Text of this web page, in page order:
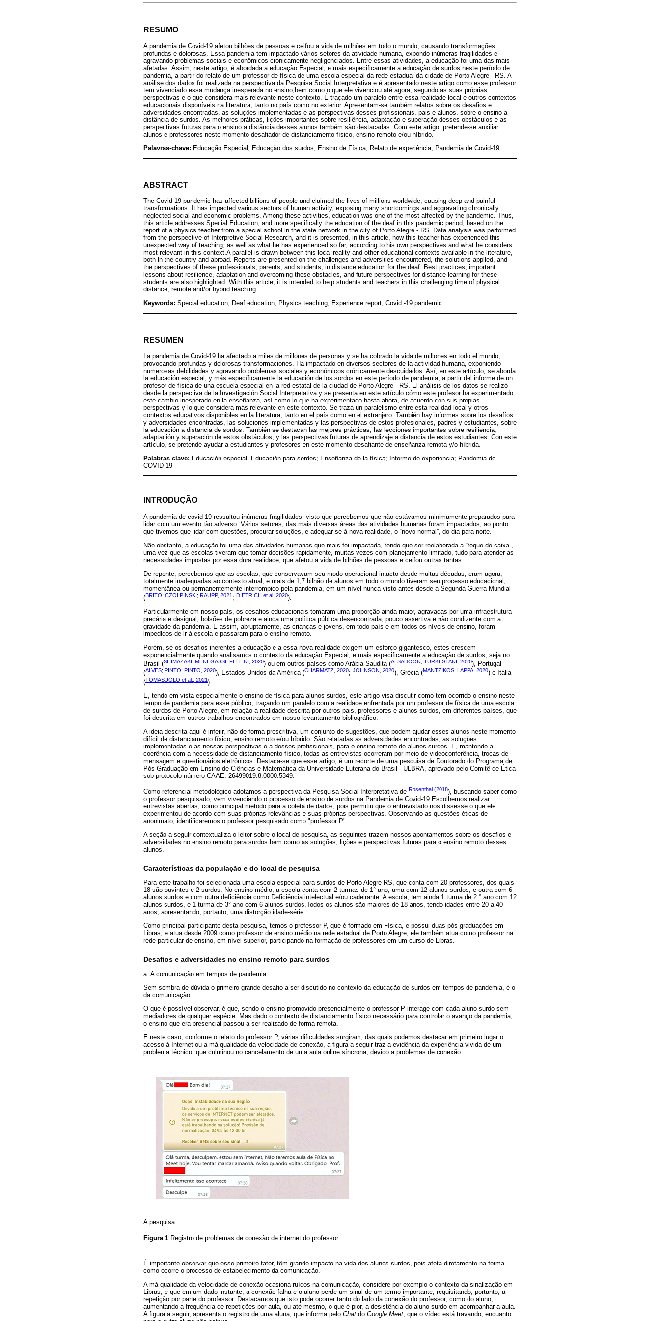
RESUMO
A pandemia de Covid-19 afetou bilhões de pessoas e ceifou a vida de milhões em todo o mundo, causando transformações
profundas e dolorosas. Essa pandemia tem impactado vários setores da atividade humana, expondo inúmeras fragilidades e
agravando problemas sociais e econômicos cronicamente negligenciados. Entre essas atividades, a educação foi uma das mais
afetadas. Assim, neste artigo, é abordada a educação Especial, e mais especificamente a educação de surdos neste período de
pandemia, a partir do relato de um professor de física de uma escola especial da rede estadual da cidade de Porto Alegre - RS. A
análise dos dados foi realizada na perspectiva da Pesquisa Social Interpretativa e é apresentado neste artigo como esse professor
tem vivenciado essa mudança inesperada no ensino,bem como o que ele vivenciou até agora, segundo as suas próprias
perspectivas e o que considera mais relevante neste contexto. É traçado um paralelo entre essa realidade local e outros contextos
educacionais disponíveis na literatura, tanto no país como no exterior. Apresentam-se também relatos sobre os desafios e
adversidades encontradas, as soluções implementadas e as perspectivas desses profissionais, pais e alunos, sobre o ensino a
distância de surdos. As melhores práticas, lições importantes sobre resiliência, adaptação e superação desses obstáculos e as
perspectivas futuras para o ensino a distância desses alunos também são destacadas. Com este artigo, pretende-se auxiliar
alunos e professores neste momento desafiador de distanciamento físico, ensino remoto e/ou híbrido.
Palavras-chave: Educação Especial; Educação dos surdos; Ensino de Física; Relato de experiência; Pandemia de Covid-19
ABSTRACT
The Covid-19 pandemic has affected billions of people and claimed the lives of millions worldwide, causing deep and painful
transformations. It has impacted various sectors of human activity, exposing many shortcomings and aggravating chronically
neglected social and economic problems. Among these activities, education was one of the most affected by the pandemic. Thus,
this article addresses Special Education, and more specifically the education of the deaf in this pandemic period, based on the
report of a physics teacher from a special school in the state network in the city of Porto Alegre - RS. Data analysis was performed
from the perspective of Interpretive Social Research, and it is presented, in this article, how this teacher has experienced this
unexpected way of teaching, as well as what he has experienced so far, according to his own perspectives and what he considers
most relevant in this context.A parallel is drawn between this local reality and other educational contexts available in the literature,
both in the country and abroad. Reports are presented on the challenges and adversities encountered, the solutions applied, and
the perspectives of these professionals, parents, and students, in distance education for the deaf. Best practices, important
lessons about resilience, adaptation and overcoming these obstacles, and future perspectives for distance learning for these
students are also highlighted. With this article, it is intended to help students and teachers in this challenging time of physical
distance, remote and/or hybrid teaching.
Keywords: Special education; Deaf education; Physics teaching; Experience report; Covid -19 pandemic
RESUMEN
La pandemia de Covid-19 ha afectado a miles de millones de personas y se ha cobrado la vida de millones en todo el mundo,
provocando profundas y dolorosas transformaciones. Ha impactado en diversos sectores de la actividad humana, exponiendo
numerosas debilidades y agravando problemas sociales y económicos crónicamente descuidados. Así, en este artículo, se aborda
la educación especial, y más específicamente la educación de los sordos en este período de pandemia, a partir del informe de un
profesor de física de una escuela especial en la red estatal de la ciudad de Porto Alegre - RS. El análisis de los datos se realizó
desde la perspectiva de la Investigación Social Interpretativa y se presenta en este artículo cómo este profesor ha experimentado
este cambio inesperado en la enseñanza, así como lo que ha experimentado hasta ahora, de acuerdo con sus propias
perspectivas y lo que considera más relevante en este contexto. Se traza un paralelismo entre esta realidad local y otros
contextos educativos disponibles en la literatura, tanto en el país como en el extranjero. También hay informes sobre los desafíos
y adversidades encontradas, las soluciones implementadas y las perspectivas de estos profesionales, padres y estudiantes, sobre
la educación a distancia de sordos. También se destacan las mejores prácticas, las lecciones importantes sobre resiliencia,
adaptación y superación de estos obstáculos, y las perspectivas futuras de aprendizaje a distancia de estos estudiantes. Con este
artículo, se pretende ayudar a estudiantes y profesores en este momento desafiante de enseñanza remota y/o híbrida.
Palabras clave: Educación especial; Educación para sordos; Enseñanza de la física; Informe de experiencia; Pandemia de
COVID-19
INTRODUÇÃO
A pandemia de covid-19 ressaltou inúmeras fragilidades, visto que percebemos que não estávamos minimamente preparados para
lidar com um evento tão adverso. Vários setores, das mais diversas áreas das atividades humanas foram impactados, ao ponto
que tivemos que lidar com questões, procurar soluções, e adequar-se à nova realidade, o “novo normal”, do dia para noite.
Não obstante, a educação foi uma das atividades humanas que mais foi impactada, tendo que ser reelaborada a “toque de caixa”,
uma vez que as escolas tiveram que tomar decisões rapidamente, muitas vezes com planejamento limitado, tudo para atender as
necessidades impostas por essa dura realidade, que afetou a vida de bilhões de pessoas e ceifou outras tantas.
De repente, percebemos que as escolas, que conservavam seu modo operacional intacto desde muitas décadas, eram agora,
totalmente inadequadas ao contexto atual, e mais de 1,7 bilhão de alunos em todo o mundo tiveram seu processo educacional,
momentânea ou permanentemente interrompido pela pandemia, em um nível nunca visto antes desde a Segunda Guerra Mundial
(BRITO; CZOLPINSKI; RAUPP, 2021 ; DIETRICH et al, 2020).
Particularmente em nosso país, os desafios educacionais tomaram uma proporção ainda maior, agravadas por uma infraestrutura
precária e desigual, bolsões de pobreza e ainda uma política pública desencontrada, pouco assertiva e não condizente com a
gravidade da pandemia. E assim, abruptamente, as crianças e jovens, em todo país e em todos os níveis de ensino, foram
impedidos de ir à escola e passaram para o ensino remoto.
Porém, se os desafios inerentes a educação e a essa nova realidade exigem um esforço gigantesco, estes crescem
exponencialmente quando analisamos o contexto da educação Especial, e mais especificamente a educação de surdos, seja no
Brasil (SHIMAZAKI; MENEGASSI; FELLINI, 2020) ou em outros países como Arábia Saudita (ALSADOON; TURKESTANI, 2020), Portugal
(ALVES; PINTO; PINTO, 2020), Estados Unidos da América (CHARMATZ, 2020; JOHNSON, 2020), Grécia (MANTZIKOS; LAPPA, 2020) e Itália
(TOMASUOLO et al., 2021).
E, tendo em vista especialmente o ensino de física para alunos surdos, este artigo visa discutir como tem ocorrido o ensino neste
tempo de pandemia para esse público, traçando um paralelo com a realidade enfrentada por um professor de física de uma escola
de surdos de Porto Alegre, em relação a realidade descrita por outros pais, professores e alunos surdos, em diferentes países, que
foi descrita em outros trabalhos encontrados em nosso levantamento bibliográfico.
A ideia descrita aqui é inferir, não de forma prescritiva, um conjunto de sugestões, que podem ajudar esses alunos neste momento
difícil de distanciamento físico, ensino remoto e/ou híbrido. São relatadas as adversidades encontradas, as soluções
implementadas e as nossas perspectivas e a desses profissionais, para o ensino remoto de alunos surdos. E, mantendo a
coerência com a necessidade de distanciamento físico, todas as entrevistas ocorreram por meio de videoconferência, trocas de
mensagem e questionários eletrônicos. Destaca-se que esse artigo, é um recorte de uma pesquisa de Doutorado do Programa de
Pós-Graduação em Ensino de Ciências e Matemática da Universidade Luterana do Brasil - ULBRA, aprovado pelo Comitê de Ética
sob protocolo número CAAE: 26499019.8.0000.5349.
Como referencial metodológico adotamos a perspectiva da Pesquisa Social Interpretativa de Rosenthal (2018), buscando saber como
o professor pesquisado, vem vivenciando o processo de ensino de surdos na Pandemia de Covid-19.Escolhemos realizar
entrevistas abertas, como principal método para a coleta de dados, pois permitiu que o entrevistado nos dissesse o que ele
experimentou de acordo com suas próprias relevâncias e suas próprias perspectivas. Observando as questões éticas de
anonimato, identificaremos o professor pesquisado como "professor P".
A seção a seguir contextualiza o leitor sobre o local de pesquisa, as seguintes trazem nossos apontamentos sobre os desafios e
adversidades no ensino remoto para surdos bem como as soluções, lições e perspectivas futuras para o ensino remoto desses
alunos.
Características da população e do local de pesquisa
Para este trabalho foi selecionada uma escola especial para surdos de Porto Alegre-RS, que conta com 20 professores, dos quais
18 são ouvintes e 2 surdos. No ensino médio, a escola conta com 2 turmas de 1° ano, uma com 12 alunos surdos, e outra com 6
alunos surdos e com outra deficiência como Deficiência intelectual e/ou cadeirante. A escola, tem ainda 1 turma de 2 ° ano com 12
alunos surdos, e 1 turma de 3° ano com 6 alunos surdos.Todos os alunos são maiores de 18 anos, tendo idades entre 20 a 40
anos, apresentando, portanto, uma distorção idade-série.
Como principal participante desta pesquisa, temos o professor P, que é formado em Física, e possui duas pós-graduações em
Libras, e atua desde 2009 como professor de ensino médio na rede estadual de Porto Alegre, ele também atua como professor na
rede particular de ensino, em nível superior, participando na formação de professores em um curso de Libras.
Desafios e adversidades no ensino remoto para surdos
a. A comunicação em tempos de pandemia
Sem sombra de dúvida o primeiro grande desafio a ser discutido no contexto da educação de surdos em tempos de pandemia, é o
da comunicação.
O que é possível observar, é que, sendo o ensino promovido presencialmente o professor P interage com cada aluno surdo sem
mediadores de qualquer espécie. Mas dado o contexto de distanciamento físico necessário para controlar o avanço da pandemia,
o ensino que era presencial passou a ser realizado de forma remota.
E neste caso, conforme o relato do professor P, várias dificuldades surgiram, das quais podemos destacar em primeiro lugar o
acesso à Internet ou a má qualidade da velocidade de conexão, a figura a seguir traz a evidência da experiência vivida de um
problema técnico, que culminou no cancelamento de uma aula online síncrona, devido a problemas de conexão.
A pesquisa
Figura 1 Registro de problemas de conexão de internet do professor
É importante observar que esse primeiro fator, têm grande impacto na vida dos alunos surdos, pois afeta diretamente na forma
como ocorre o processo de estabelecimento da comunicação.
A má qualidade da velocidade de conexão ocasiona ruídos na comunicação, considere por exemplo o contexto da sinalização em
Libras, e que em um dado instante, a conexão falha e o aluno perde um sinal de um termo importante, requisitando, portanto, a
repetição por parte do professor. Destacamos que isto pode ocorrer tanto do lado da conexão do professor, como do aluno,
aumentando a frequência de repetições por aula, ou até mesmo, o que é pior, a desistência do aluno surdo em acompanhar a aula.
A figura a seguir, apresenta o registro de uma aluna, que informa pelo Chat do Google Meet, que o vídeo está travando, enquanto